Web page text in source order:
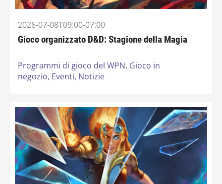
2026-07-08T09:00-07:00
Gioco organizzato D&D: Stagione della Magia
Programmi di gioco del WPN, Gioco in
negozio, Eventi, Notizie